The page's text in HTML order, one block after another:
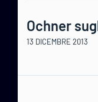
Ochner
13 DICEMBRE 2013